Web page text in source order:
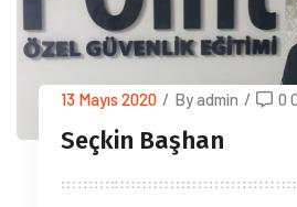
13 Mayıs 2020 / By admin / 0
Seçkin Başhan